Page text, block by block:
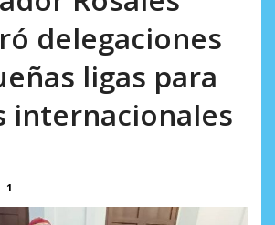
delegaciones
ligas para
internacionales
1